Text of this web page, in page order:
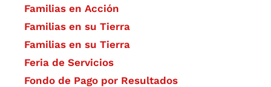
Familias en Acción
Familias en su Tierra
Familias en su Tierra
Feria de Servicios
Fondo de Pago por Resultados